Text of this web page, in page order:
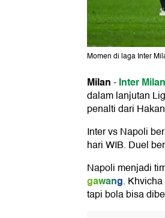
Momen di laga Inter
Milan-Inter Milan
dalam lanjutan
penalti dari
Inter vs Napoli
hari WIB. Duel
Napoli menjadi
gawang.
tapi bola bisa